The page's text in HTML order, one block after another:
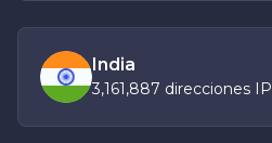
India
3,161,887 direcciones IP